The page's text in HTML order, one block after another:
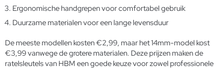
Ergonomische handgrepen voor comfortabel gebruik
Duurzame materialen voor een lange levensduur
De meeste modellen kosten €2,99, maar het 14mm-model kost
€3,99 vanwege de grotere materialen. Deze prijzen maken de
ratelsleutels van HBM een goede keuze voor zowel professionele